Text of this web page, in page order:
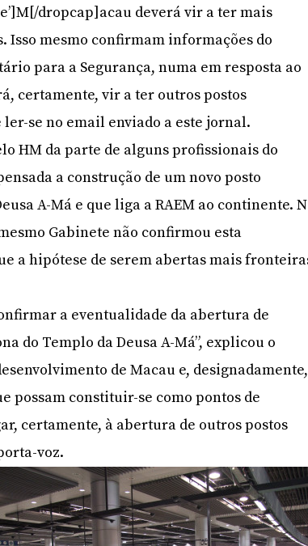
dropcap]acau deverá vir a ter mais
Isso mesmo confirmam informações do
para a Segurança, numa em resposta ao
certamente, vir a ter outros postos
se no email enviado a este jornal.
HM da parte de alguns profissionais do
a construção de um novo posto
A-Má e que liga a RAEM ao continente.
Gabinete não confirmou esta
a hipótese de serem abertas mais
a eventualidade da abertura de
do Templo da Deusa A-Má”, explicou o
de Macau e, designadamente,
possam constituir-se como pontos de
certamente, à abertura de outros postos
voz.